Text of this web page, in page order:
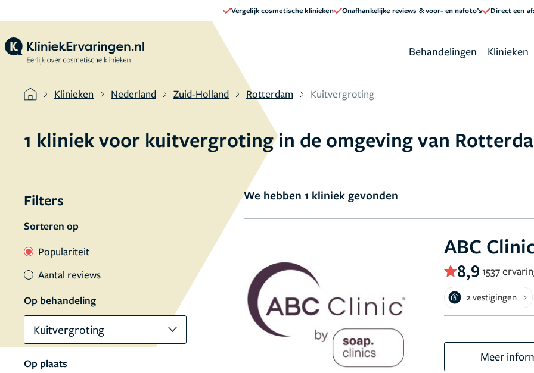
Vergelijk cosmetische klinieken Onafhankelijke reviews & voor- en nafoto’s Direct een
Behandelingen Klinieken
Klinieken Nederland Zuid-Holland Rotterdam Kuitvergroting
1 kliniek voor kuitvergroting in de omgeving van
Filters
Sorteren op
Populariteit
Aantal reviews
Op behandeling
Kuitvergroting
Op plaats
We hebben 1 kliniek gevonden
ABC
8,9 1537
2 vestigingen
Meer